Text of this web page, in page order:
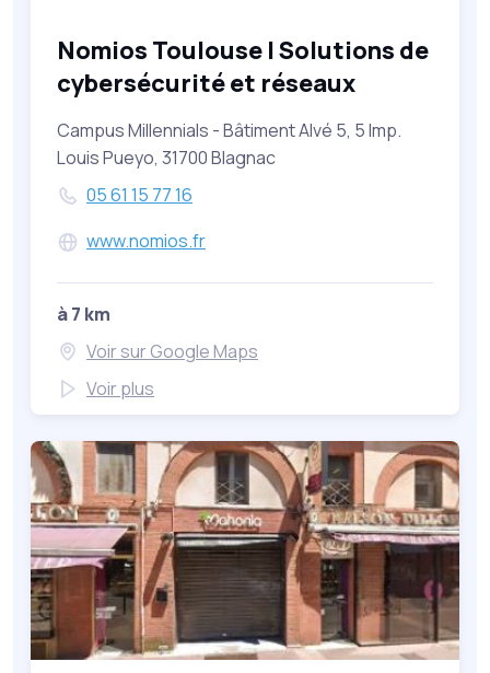
Nomios Toulouse | Solutions de
cybersécurité et réseaux
Campus Millennials - Bâtiment Alvé 5, 5 Imp.
Louis Pueyo, 31700 Blagnac
05 61 15 77 16
www.nomios.fr
à 7 km
Voir sur Google Maps
Voir plus